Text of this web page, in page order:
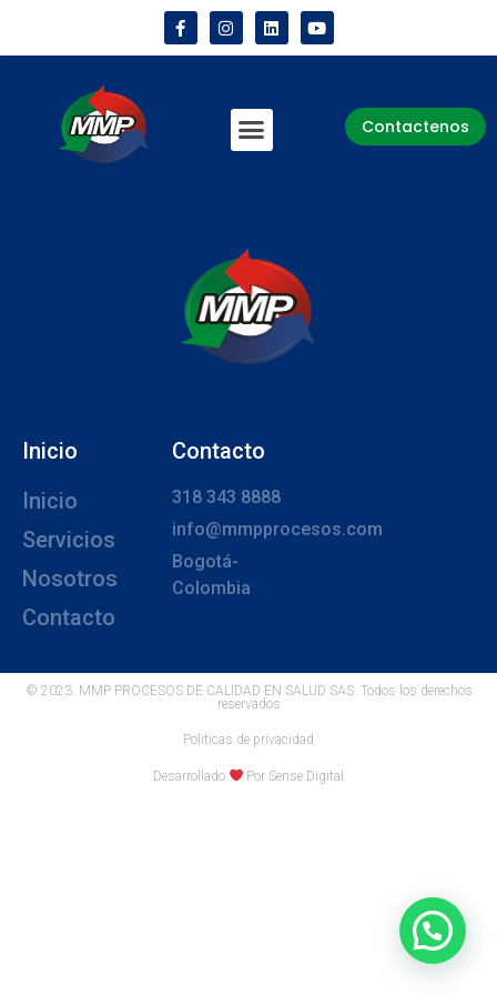
Contactenos
Inicio
Inicio
Servicios
Nosotros
Contacto
Contacto
318 343 8888
info@mmpprocesos.com
Bogotá-
Colombia
© 2023. MMP PROCESOS DE CALIDAD EN SALUD SAS. Todos los derechos
reservados
Politicas de privacidad
Desarrollado Por Sense Digital